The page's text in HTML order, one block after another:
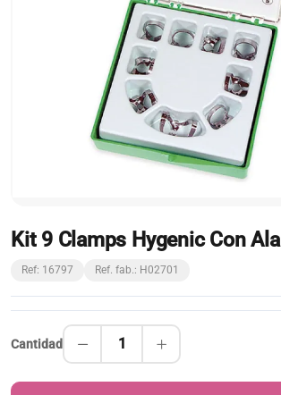
Kit 9 Clamps Hygenic Con Ala
Ref: 16797 Ref. fab.: H02701
Cantidad 1